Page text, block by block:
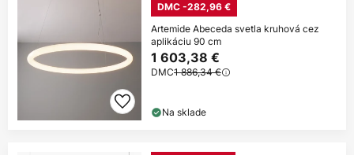
DMC -282,96 €
Artemide Abeceda svetla kruhová cez
aplikáciu 90 cm
1 603,38 €
DMC1 886,34 €
Na sklade